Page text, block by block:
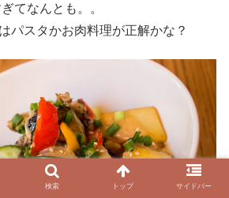
てなんとも。。
パスタかお肉料理が正解かな？
検索 トップ サイドバー